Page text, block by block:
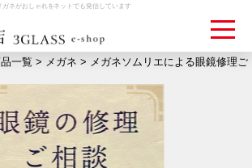
ネがおしゃれをネットでも発信しています
お買いものカゴ
せ
一覧 > メガネ > メガネソムリエによる眼鏡修理ご